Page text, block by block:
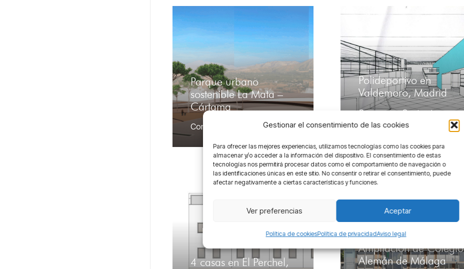
Gestionar el consentimiento de las cookies
Para ofrecer las mejores experiencias, utilizamos tecnologías como las cookies para
almacenar y/o acceder a la información del dispositivo. El consentimiento de estas
tecnologías nos permitirá procesar datos como el comportamiento de navegación o
las identificaciones únicas en este sitio. No consentir o retirar el consentimiento, puede
afectar negativamente a ciertas características y funciones.
Aceptar
Ver preferencias
Política de cookiesPolítica de privacidadAviso legal
Parque urbano
sostenible La Mata –
Cártama
Concursos
Polideportivo en
Valdemoro, Madrid
Concursos,Contraste,
Urbano
4 casas en El Perchel,
Ampliación de Colegio
Alemán de Málaga